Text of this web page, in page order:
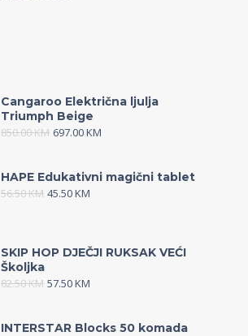
Cangaroo Električna ljulja
Triumph Beige
850.00KM 697.00KM
HAPE Edukativni magični tablet
56.50KM 45.50KM
SKIP HOP DJEČJI RUKSAK VEĆI
Školjka
82.50KM 57.50KM
INTERSTAR Blocks 50 komada